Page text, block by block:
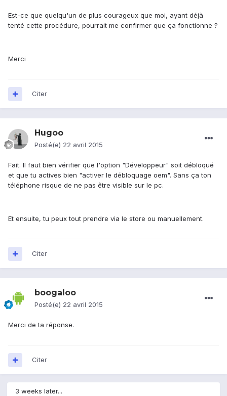
Est-ce que quelqu'un de plus courageux que moi, ayant déjà
tenté cette procédure, pourrait me confirmer que ça fonctionne ?
Merci
Citer
Hugoo
Posté(e) 22 avril 2015
Fait. Il faut bien vérifier que l'option "Développeur" soit débloqué
et que tu actives bien "activer le débloquage oem". Sans ça ton
téléphone risque de ne pas être visible sur le pc.
Et ensuite, tu peux tout prendre via le store ou manuellement.
Citer
boogaloo
Posté(e) 22 avril 2015
Merci de ta réponse.
Citer
3 weeks later...